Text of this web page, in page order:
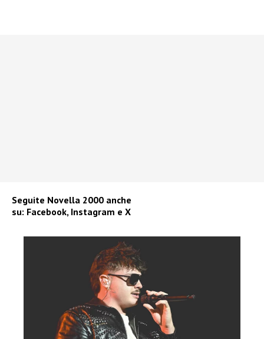
Seguite Novella 2000 anche
su: Facebook, Instagram e X